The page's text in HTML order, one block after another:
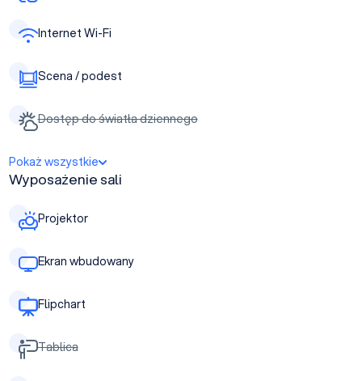
Internet Wi-Fi
Scena / podest
Dostęp do światła dziennego
Pokaż wszystkie
Wyposażenie sali
Projektor
Ekran wbudowany
Flipchart
Tablica